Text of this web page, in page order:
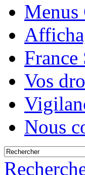
Menus
France
Vos
Nous